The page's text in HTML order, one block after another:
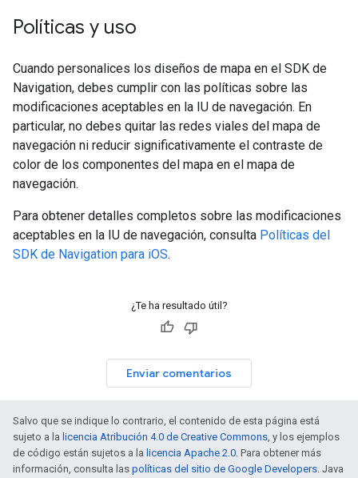
Políticas y uso
Cuando personalices los diseños de mapa en el SDK de
Navigation, debes cumplir con las políticas sobre las
modificaciones aceptables en la IU de navegación. En
particular, no debes quitar las redes viales del mapa de
navegación ni reducir significativamente el contraste de
color de los componentes del mapa en el mapa de
navegación.
Para obtener detalles completos sobre las modificaciones
aceptables en la IU de navegación, consulta Políticas del
SDK de Navigation para iOS.
¿Te ha resultado útil?
Enviar comentarios
Salvo que se indique lo contrario, el contenido de esta página está
sujeto a la licencia Atribución 4.0 de Creative Commons, y los ejemplos
de código están sujetos a la licencia Apache 2.0. Para obtener más
información, consulta las políticas del sitio de Google Developers. Java